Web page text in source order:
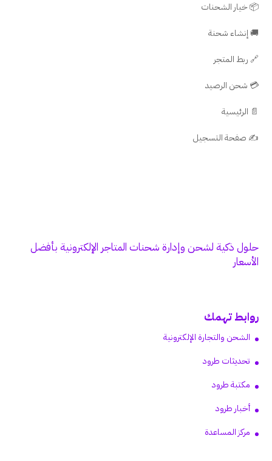
📦 خيار الشحنات
🚚 إنشاء شحنة
🔗 ربط المتجر
💳 شحن الرصيد
📄 الرئيسية
✍️ صفحة التسجيل
حلول ذكية لشحن وإدارة شحنات المتاجر الإلكترونية بأفضل
الأسعار
روابط تهمك
الشحن والتجارة الإلكترونية
تحديثات طرود
مكتبة طرود
أخبار طرود
مركز المساعدة